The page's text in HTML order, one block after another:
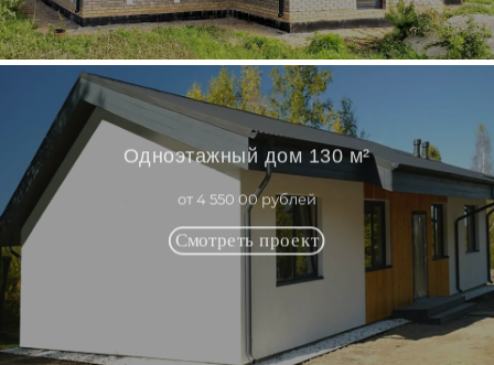
Одноэтажный дом 130 м²
от 4 550 00 рублей